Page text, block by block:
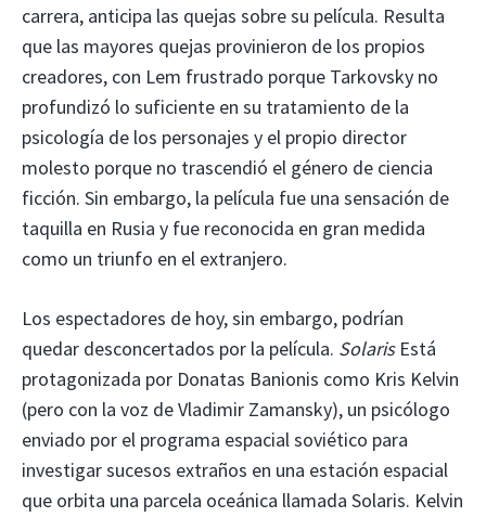
carrera, anticipa las quejas sobre su película. Resulta
que las mayores quejas provinieron de los propios
creadores, con Lem frustrado porque Tarkovsky no
profundizó lo suficiente en su tratamiento de la
psicología de los personajes y el propio director
molesto porque no trascendió el género de ciencia
ficción. Sin embargo, la película fue una sensación de
taquilla en Rusia y fue reconocida en gran medida
como un triunfo en el extranjero.
Los espectadores de hoy, sin embargo, podrían
quedar desconcertados por la película. SolarisEstá
protagonizada por Donatas Banionis como Kris Kelvin
(pero con la voz de Vladimir Zamansky), un psicólogo
enviado por el programa espacial soviético para
investigar sucesos extraños en una estación espacial
que orbita una parcela oceánica llamada Solaris. Kelvin